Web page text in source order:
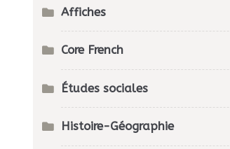
Affiches
Core French
Études sociales
Histoire-Géographie